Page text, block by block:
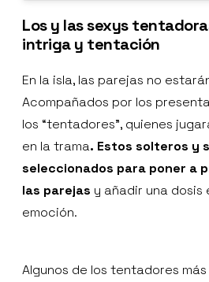
Los y las sexys
intriga y tentación
En la isla, las parejas no
Acompañados por los
los “tentadores”, quienes
en la trama. Estos solteros y
seleccionados para poner a
las parejas y añadir una
emoción.
Algunos de los tentadores